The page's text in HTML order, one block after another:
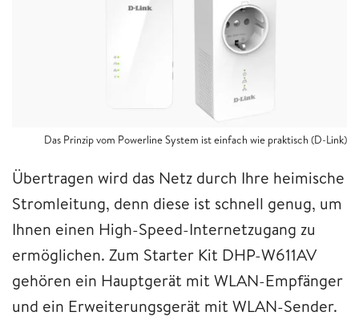
Das Prinzip vom Powerline System ist einfach wie praktisch (D-Link)
Übertragen wird das Netz durch Ihre heimische
Stromleitung, denn diese ist schnell genug, um
Ihnen einen High-Speed-Internetzugang zu
ermöglichen. Zum Starter Kit DHP-W611AV
gehören ein Hauptgerät mit WLAN-Empfänger
und ein Erweiterungsgerät mit WLAN-Sender.